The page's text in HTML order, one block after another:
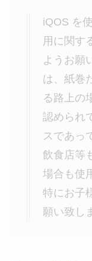
iQOS を
用に関す
ようお願
は、紙巻
る路上の
認められ
スであっ
飲食店等
場合も使
特にお子
願い致し